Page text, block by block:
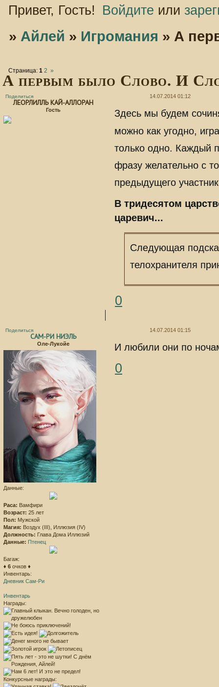
Привет, Гость! Войдите или
» Айлей » Игромания » А
А первым было Слово. И
Страница:1 2 »
Поделиться 14.07.2014 01:12
ЛЕОРЛИЛЛЬ КАЙ-АЛЛОРАН
Гость
Здесь мы будем
можно как угодно,
только одно. Каждый
фразу желательно с
предыдущего
В тридесятом
царевич...
Следующая
телохранителя
0
Поделиться 14.07.2014 01:15
САМ-РИ НИЭЛЬ
Оле-Лукойе
Данные:
Раса: Вамфири
Возраст: 25 лет
Пол: Мужской
Магия: Воздух (III), Иллюзия (IV)
Должность: Глава Дома Иллюзий
Данные: Птенец
Багаж:
♦ 6 очков ♦
Инвентарь:
Дневник Сам-Ри
Инвентарь
Награды:
Конкурсные награды:
И любили они по
0